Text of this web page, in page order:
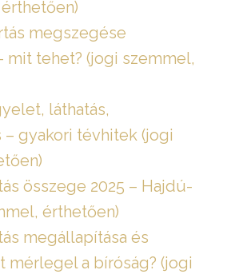
megszegése
mit tehet? (jogi szemmel,
láthatás,
– gyakori tévhitek (jogi
összege 2025 – Hajdú-
érthetően)
megállapítása és
mérlegel a bíróság? (jogi